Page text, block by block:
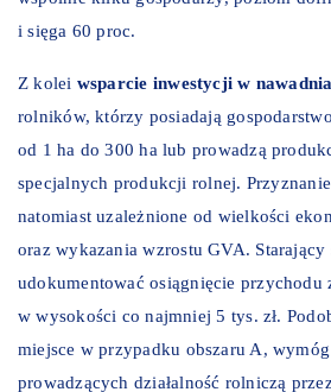
i sięga 60 proc.
Z kolei wsparcie inwestycji w
rolników, którzy posiadają
od 1 ha do 300 ha lub prowadzą
specjalnych produkcji rolnej.
natomiast uzależnione od wielkości
oraz wykazania wzrostu GVA.
udokumentować osiągnięcie przychodu
w wysokości co najmniej 5 tys. zł.
miejsce w przypadku obszaru A,
prowadzących działalność rolniczą